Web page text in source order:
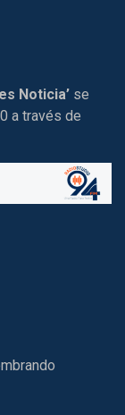
Noticia’ se
a través de